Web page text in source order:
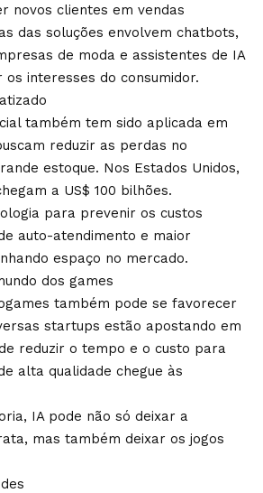
novos clientes em vendas
das soluções envolvem chatbots,
de moda e assistentes de IA
interesses do consumidor.
também tem sido aplicada em
reduzir as perdas no
estoque. Nos Estados Unidos,
a US$ 100 bilhões.
para prevenir os custos
auto-atendimento e maior
espaço no mercado.
dos games
também pode se favorecer
startups estão apostando em
reduzir o tempo e o custo para
alta qualidade chegue às
IA pode não só deixar a
mas também deixar os jogos